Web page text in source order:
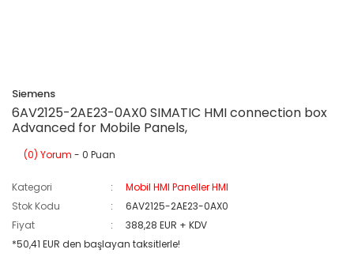
Siemens
6AV2125-2AE23-0AX0 SIMATIC HMI connection box
Advanced for Mobile Panels,
(0) Yorum - 0 Puan
Kategori
Mobil HMI Paneller HMI
Stok Kodu
6AV2125-2AE23-0AX0
Fiyat
388,28 EUR + KDV
*50,41 EUR den başlayan taksitlerle!